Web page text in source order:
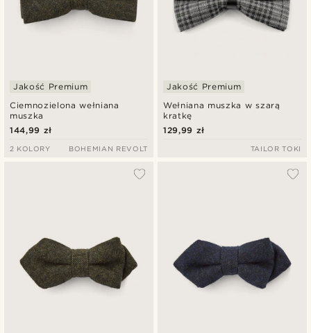
Ciemnozielona wełniana
muszka
Jakość Premium
144,99 zł
2 KOLORY BOHEMIAN REVOLT
Wełniana muszka w szarą
kratkę
Jakość Premium
129,99 zł
TAILOR TOKI